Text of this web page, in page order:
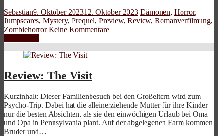
Sebastian9. Oktober 202312. Oktober 2023 Dämonen, Horror,
Jumpscares, Mystery, Prequel, Preview, Review, Romanverfilmung,
Zombiehorror Keine Kommentare
Review: The Visit
Kurzinhalt: Dieser Familienbesuch bei den Großeltern wird zum
Psycho-Trip. Dabei hat die alleinerziehende Mutter für ihre Kinder
nur die besten Absichten, als sie den einwöchigen Urlaub bei Oma
und Opa in Pennsylvania plant. Auf der abgelegenen Farm kommen
Bruder und…